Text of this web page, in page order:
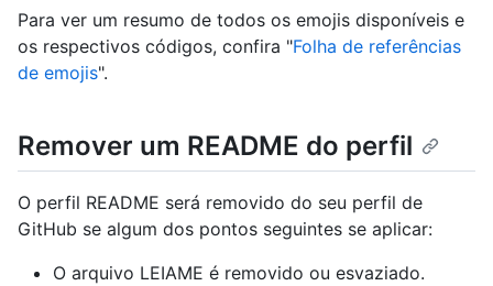
Para ver um resumo de todos os emojis disponíveis e
os respectivos códigos, confira "Folha de referências
de emojis".
Remover um README do perfil
O perfil README será removido do seu perfil de
GitHub se algum dos pontos seguintes se aplicar:
O arquivo LEIAME é removido ou esvaziado.